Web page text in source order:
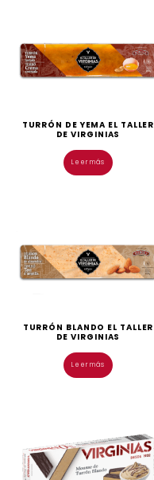
TURRÓN DE YEMA EL TALLER
DE VIRGINIAS
Leer más
TURRÓN BLANDO EL TALLER
DE VIRGINIAS
Leer más